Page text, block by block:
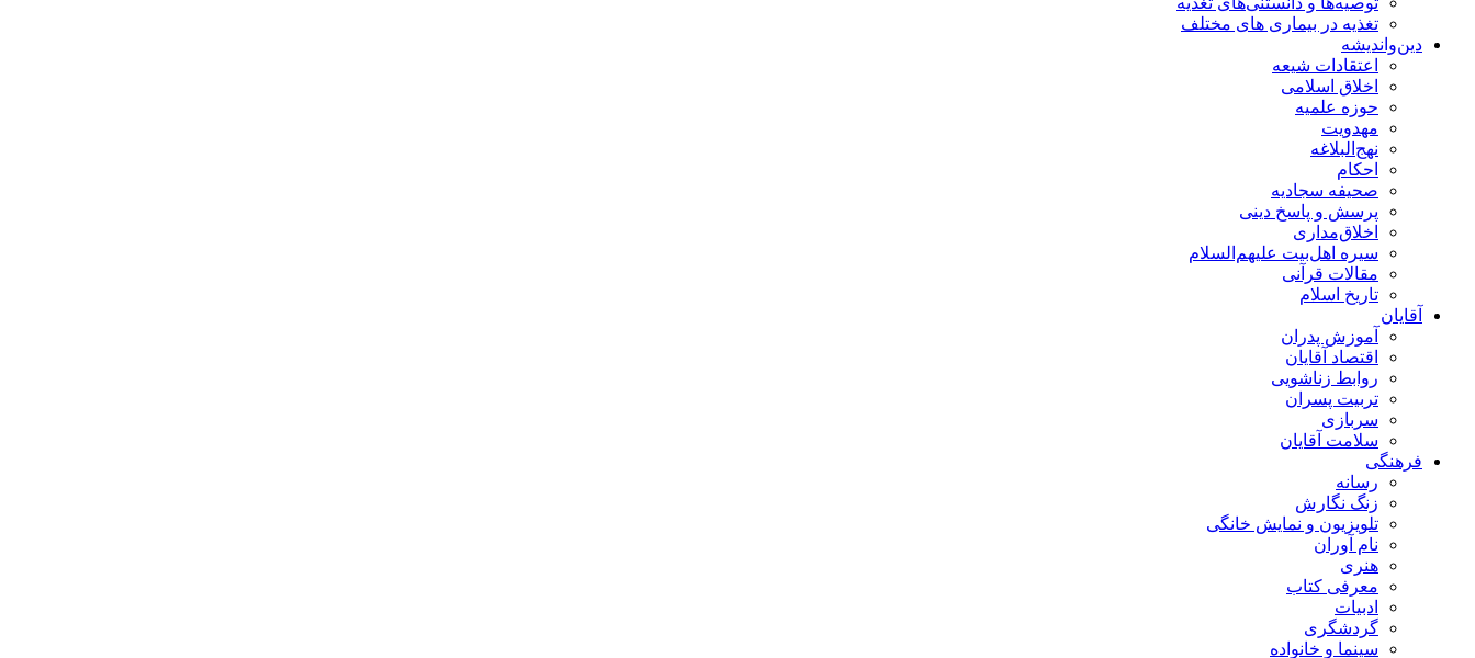
تغذیه در بیماری های مختلف
دین‌واندیشه
اعتقادات شیعه
اخلاق اسلامی
حوزه علمیه
مهدویت
نهج‌البلاغه
احکام
صحیفه سجادیه
پرسش و پاسخ دینی
اخلاق‌مداری
سیره اهل‌بیت علیهم‌السلام
مقالات قرآنی
تاریخ اسلام
آقایان
آموزش پدران
اقتصاد آقایان
روابط زناشویی
تربیت پسران
سربازی
سلامت آقایان
فرهنگی
رسانه
زنگ نگارش
تلویزیون و نمایش خانگی
نام آوران
هنری
معرفی کتاب
ادبیات
گردشگری
سینما و خانواده